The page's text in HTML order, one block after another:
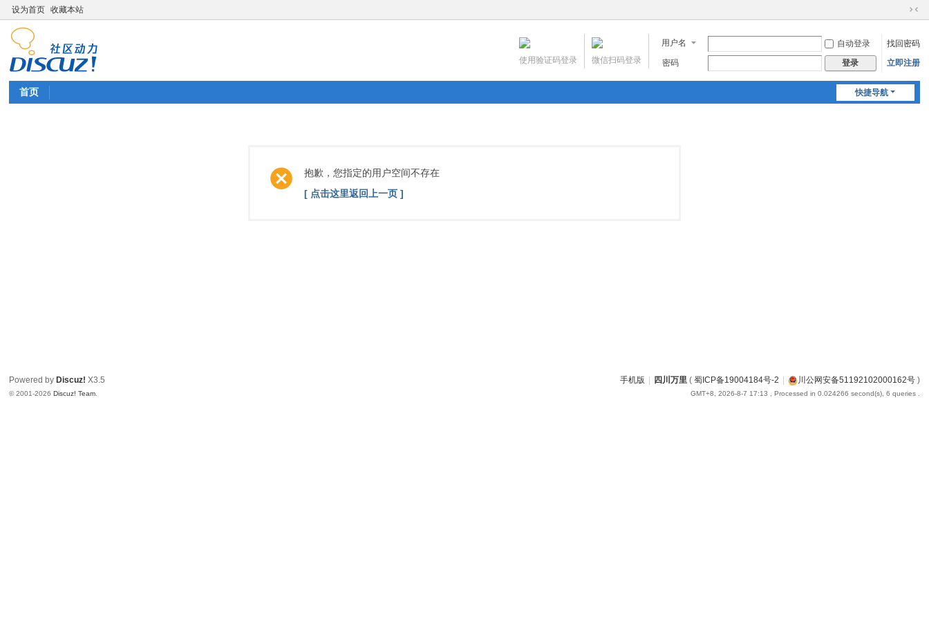
设为首页 收藏本站
切
到
窄
用户名 自动登录
找回密码
密码
登录 立即注册
微信扫码登录
使用验证码登录
快捷导航
首页
抱歉，您指定的用户空间不存在
[ 点击这里返回上一页 ]
手机版 四川万里( 蜀ICP备19004184号-2 川公网安备51192102000162号)
GMT+8, 2026-8-7 17:13 , Processed in 0.024266 second(s), 6 queries .
Powered by Discuz! X3.5
© 2001-2026Discuz! Team